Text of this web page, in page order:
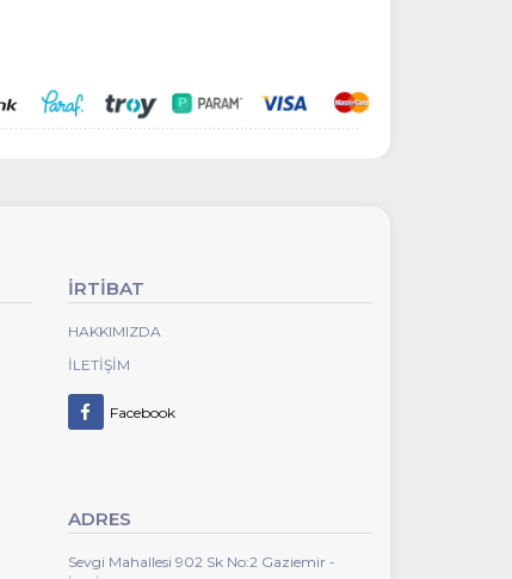
İRTİBAT
HAKKIMIZDA
İLETIŞIM
Facebook
ADRES
Sevgi Mahallesi 902 Sk No:2 Gaziemir -